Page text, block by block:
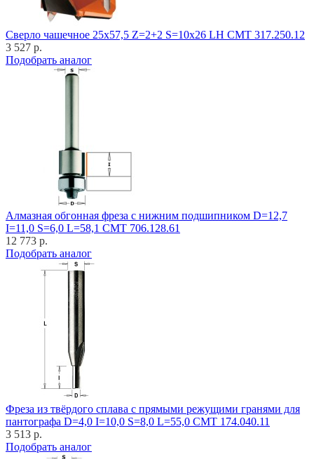
Cверло чашечное 25x57,5 Z=2+2 S=10x26 LH CMT 317.250.12
3 527 р.
Подобрать аналог
Алмазная обгонная фреза с нижним подшипником D=12,7
I=11,0 S=6,0 L=58,1 CMT 706.128.61
12 773 р.
Подобрать аналог
Фреза из твёрдого сплава с прямыми режущими гранями для
пантографа D=4,0 I=10,0 S=8,0 L=55,0 CMT 174.040.11
3 513 р.
Подобрать аналог